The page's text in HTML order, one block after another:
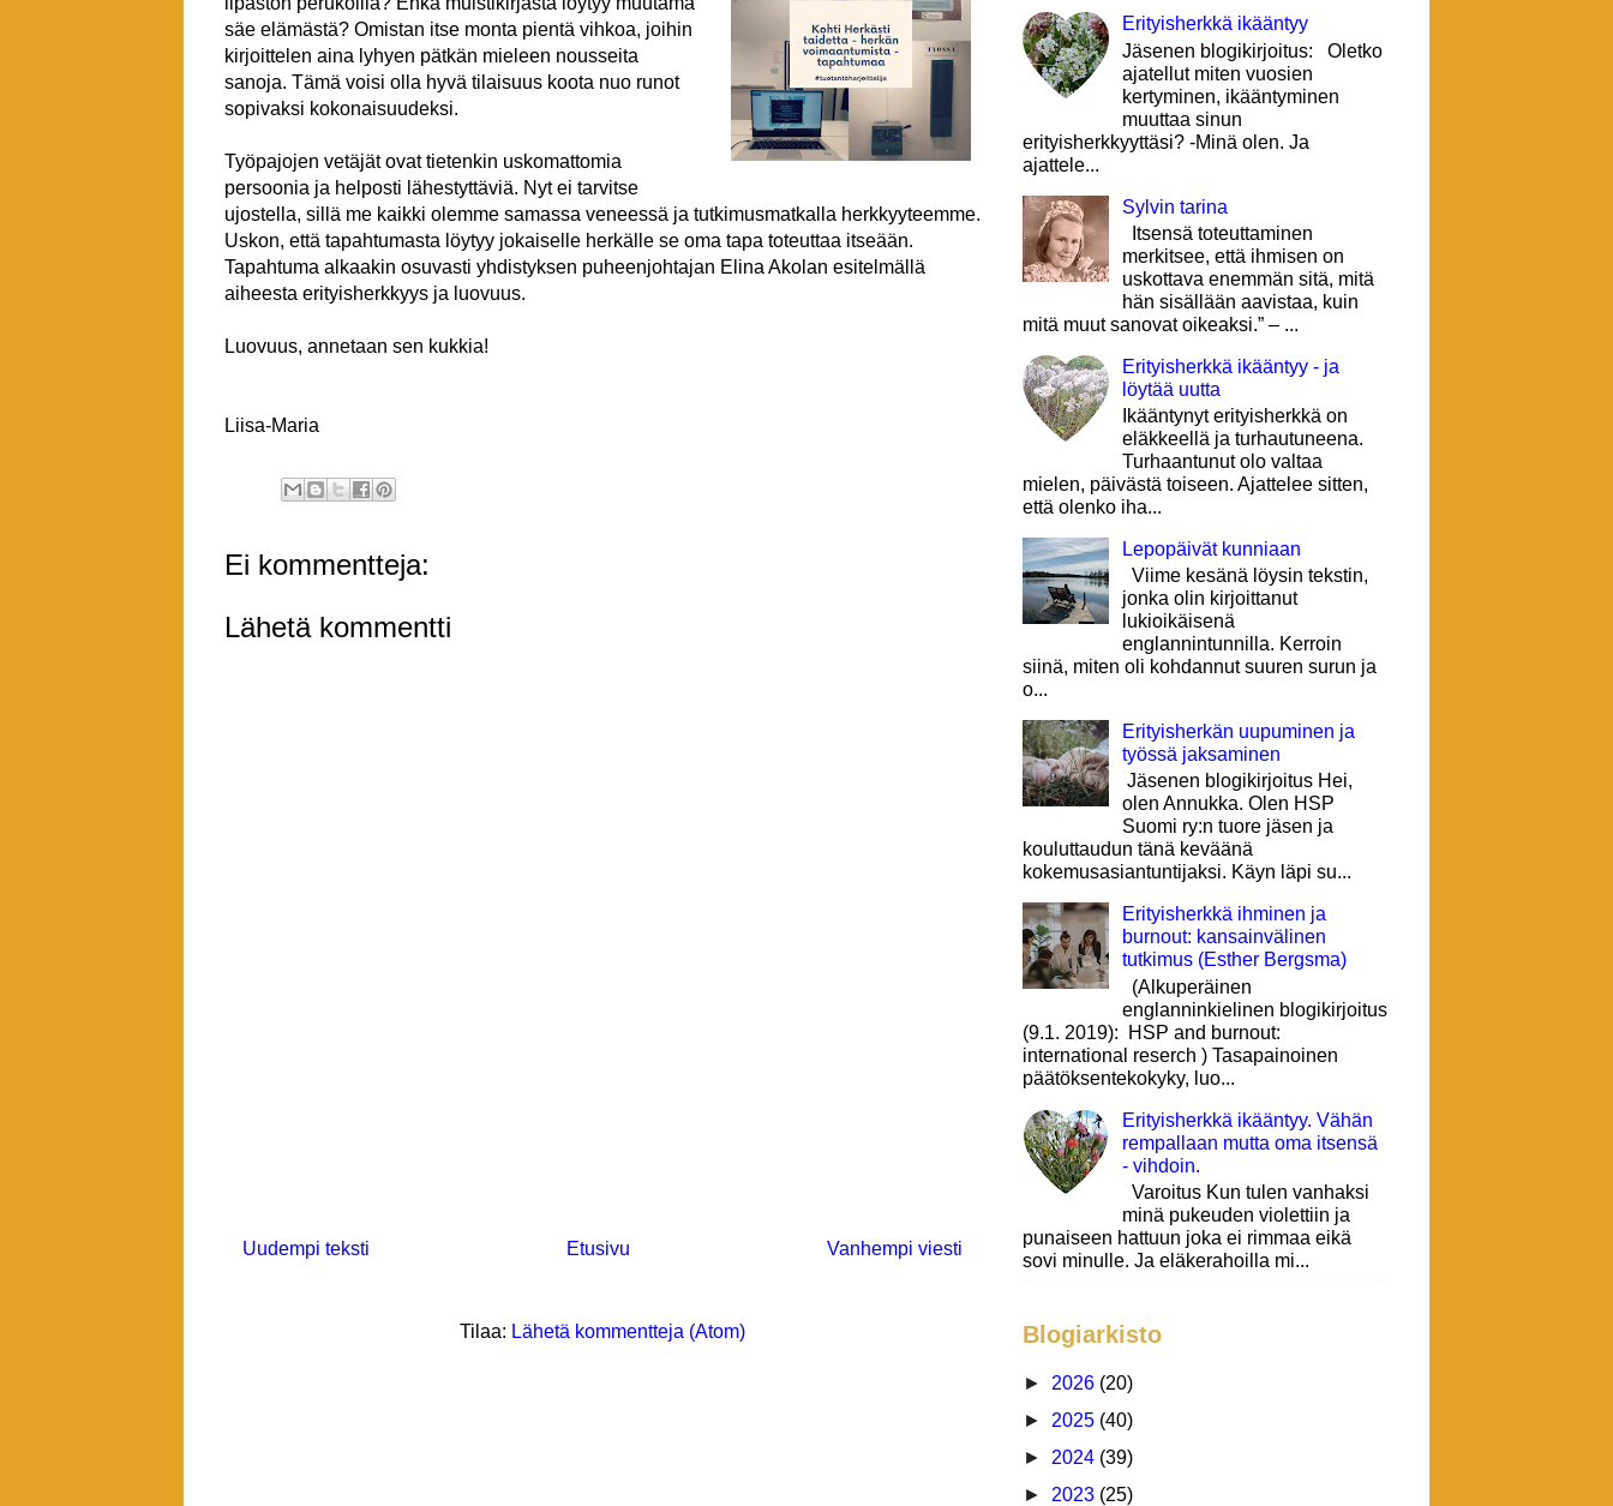
säe elämästä? Omistan itse monta pientä vihkoa, joihin
kirjoittelen aina lyhyen pätkän mieleen nousseita
sanoja. Tämä voisi olla hyvä tilaisuus koota nuo runot
sopivaksi kokonaisuudeksi.
Työpajojen vetäjät ovat tietenkin uskomattomia
persoonia ja helposti lähestyttäviä. Nyt ei tarvitse
ujostella, sillä me kaikki olemme samassa veneessä ja tutkimusmatkalla herkkyyteemme.
Uskon, että tapahtumasta löytyy jokaiselle herkälle se oma tapa toteuttaa itseään.
Tapahtuma alkaakin osuvasti yhdistyksen puheenjohtajan Elina Akolan esitelmällä
aiheesta erityisherkkyys ja luovuus.
Luovuus, annetaan sen kukkia!
Liisa-Maria
Ei kommentteja:
Lähetä kommentti
Uudempi teksti Vanhempi viesti
Etusivu
Tilaa: Lähetä kommentteja (Atom)
Erityisherkkä ikääntyy
Jäsenen blogikirjoitus: Oletko
ajatellut miten vuosien
kertyminen, ikääntyminen
muuttaa sinun
erityisherkkyyttäsi? -Minä olen. Ja
ajattele...
Sylvin tarina
Itsensä toteuttaminen
merkitsee, että ihmisen on
uskottava enemmän sitä, mitä
hän sisällään aavistaa, kuin
mitä muut sanovat oikeaksi.” – ...
Erityisherkkä ikääntyy - ja
löytää uutta
Ikääntynyt erityisherkkä on
eläkkeellä ja turhautuneena.
Turhaantunut olo valtaa
mielen, päivästä toiseen. Ajattelee sitten,
että olenko iha...
Lepopäivät kunniaan
Viime kesänä löysin tekstin,
jonka olin kirjoittanut
lukioikäisenä
englannintunnilla. Kerroin
siinä, miten oli kohdannut suuren surun ja
o...
Erityisherkän uupuminen ja
työssä jaksaminen
Jäsenen blogikirjoitus Hei,
olen Annukka. Olen HSP
Suomi ry:n tuore jäsen ja
kouluttaudun tänä keväänä
kokemusasiantuntijaksi. Käyn läpi su...
Erityisherkkä ihminen ja
burnout: kansainvälinen
tutkimus (Esther Bergsma)
(Alkuperäinen
englanninkielinen blogikirjoitus
(9.1. 2019): HSP and burnout:
international reserch ) Tasapainoinen
päätöksentekokyky, luo...
Erityisherkkä ikääntyy. Vähän
rempallaan mutta oma itsensä
- vihdoin.
Varoitus Kun tulen vanhaksi
minä pukeuden violettiin ja
punaiseen hattuun joka ei rimmaa eikä
sovi minulle. Ja eläkerahoilla mi...
Blogiarkisto
► 2026 (20)
► 2025 (40)
► 2024 (39)
► 2023 (25)